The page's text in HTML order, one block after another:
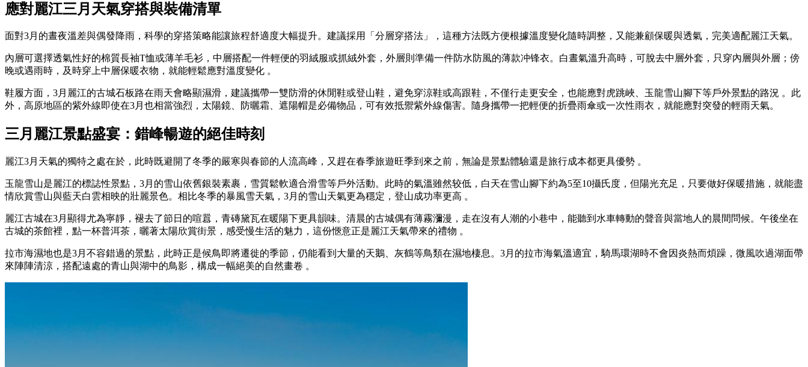
應對麗江三月天氣穿搭與裝備清單
面對3月的晝夜溫差與偶發降雨，科學的穿搭策略能讓旅程舒適度大幅提升。建議採用「分層穿搭法」，這種方法既方便根據溫度變化隨時調整，又能兼顧保暖與透氣，完美適配麗江天氣。
內層可選擇透氣性好的棉質長袖T恤或薄羊毛衫，中層搭配一件輕便的羽絨服或抓絨外套，外層則準備一件防水防風的薄款冲锋衣。白晝氣溫升高時，可脫去中層外套，只穿內層與外層；傍
晚或遇雨時，及時穿上中層保暖衣物，就能輕鬆應對溫度變化 。
鞋履方面，3月麗江的古城石板路在雨天會略顯濕滑，建議攜帶一雙防滑的休閒鞋或登山鞋，避免穿涼鞋或高跟鞋，不僅行走更安全，也能應對虎跳峽、玉龍雪山腳下等戶外景點的路況 。此
外，高原地區的紫外線即使在3月也相當強烈，太陽鏡、防曬霜、遮陽帽是必備物品，可有效抵禦紫外線傷害。隨身攜帶一把輕便的折疊雨傘或一次性雨衣，就能應對突發的輕雨天氣。
三月麗江景點盛宴：錯峰暢遊的絕佳時刻
麗江3月天氣的獨特之處在於，此時既避開了冬季的嚴寒與春節的人流高峰，又趕在春季旅遊旺季到來之前，無論是景點體驗還是旅行成本都更具優勢 。
玉龍雪山是麗江的標誌性景點，3月的雪山依舊銀裝素裹，雪質鬆軟適合滑雪等戶外活動。此時的氣溫雖然较低，白天在雪山腳下約為5至10攝氏度，但陽光充足，只要做好保暖措施，就能盡
情欣賞雪山與藍天白雲相映的壯麗景色。相比冬季的暴風雪天氣，3月的雪山天氣更為穩定，登山成功率更高 。
麗江古城在3月顯得尤為寧靜，褪去了節日的喧囂，青磚黛瓦在暖陽下更具韻味。清晨的古城偶有薄霧瀰漫，走在沒有人潮的小巷中，能聽到水車轉動的聲音與當地人的晨間問候。午後坐在
古城的茶館裡，點一杯普洱茶，曬著太陽欣賞街景，感受慢生活的魅力，這份愜意正是麗江天氣帶來的禮物 。
拉市海濕地也是3月不容錯過的景點，此時正是候鳥即將遷徙的季節，仍能看到大量的天鵝、灰鶴等鳥類在濕地棲息。3月的拉市海氣溫適宜，騎馬環湖時不會因炎熱而煩躁，微風吹過湖面帶
來陣陣清涼，搭配遠處的青山與湖中的鳥影，構成一幅絕美的自然畫卷 。